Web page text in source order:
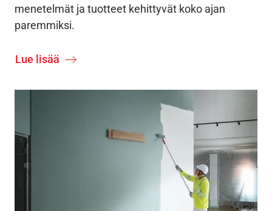
menetelmät ja tuotteet kehittyvät koko ajan
paremmiksi.
Lue lisää